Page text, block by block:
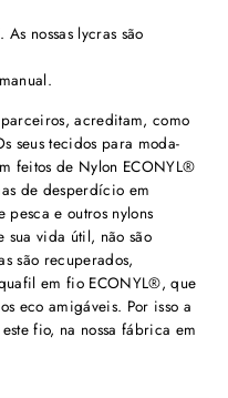
nossas lycras são
acreditam, como
seus tecidos para moda-
feitos de Nylon ECONYL®️
de desperdício em
pesca e outros nylons
sua vida útil, não são
são recuperados,
em fio ECONYL®️, que
eco amigáveis. Por isso a
fio, na nossa fábrica em